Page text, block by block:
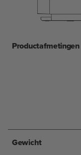
Productafmetingen
Gewicht